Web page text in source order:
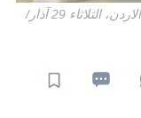
تيم كاهيل يحتفل بالتسجيل لاستراليا في مرمى الاردن، الثلاثاء 29 آذار/